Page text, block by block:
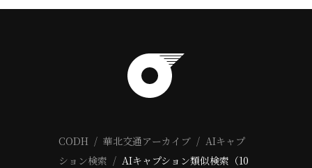
CODH 華北交通アーカイブ
AIキャプ
ション検索
AIキャプション類似検索（10